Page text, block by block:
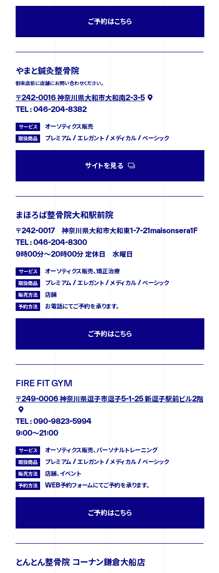
ご予約はこちら
やまと鍼灸整骨院
御来店前に店舗にお問い合わせください。
〒242-0016 神奈川県大和市大和南2-3-5
TEL : 046-204-8382
サービス オーソティクス販売
取扱商品 プレミアム / エレガント / メディカル / ベーシック
サイトを見る
まほろば整骨院大和駅前院
〒242-0017 神奈川県大和市大和東1-7-21maisonsera1F
TEL : 046-204-8300
9時00分〜20時00分 定休日 水曜日
サービス オーソティクス販売、矯正治療
取扱商品 プレミアム / エレガント / メディカル / ベーシック
販売方法 店舗
予約方法 お電話にてご予約を承ります。
ご予約はこちら
FIRE FIT GYM
〒249-0006 神奈川県逗子市逗子5-1-25 新逗子駅前ビル2階
TEL : 090-9823-5994
9:00〜21:00
サービス オーソティクス販売、パーソナルトレーニング
取扱商品 プレミアム / エレガント / メディカル / ベーシック
販売方法 店舗、イベント
予約方法 WEB予約フォームにてご予約を承ります。
ご予約はこちら
とんとん整骨院 コーナン鎌倉大船店